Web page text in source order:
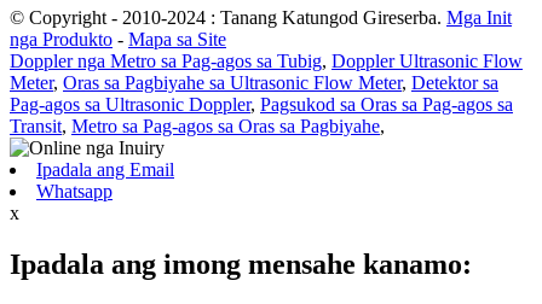
© Copyright - 2010-2024 : Tanang Katungod Gireserba. Mga Init
nga Produkto - Mapa sa Site
Doppler nga Metro sa Pag-agos sa Tubig, Doppler Ultrasonic Flow
Meter, Oras sa Pagbiyahe sa Ultrasonic Flow Meter, Detektor sa
Pag-agos sa Ultrasonic Doppler, Pagsukod sa Oras sa Pag-agos sa
Transit, Metro sa Pag-agos sa Oras sa Pagbiyahe,
Ipadala ang Email
Whatsapp
x
Ipadala ang imong mensahe kanamo: